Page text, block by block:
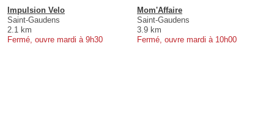
Impulsion Velo
Saint-Gaudens
2.1 km
Fermé, ouvre mardi à 9h30
Mom'Affaire
Saint-Gaudens
3.9 km
Fermé, ouvre mardi à 10h00